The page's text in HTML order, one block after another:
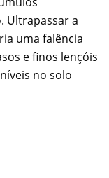
Ultrapassar a
uma falência
e finos lençóis
no solo